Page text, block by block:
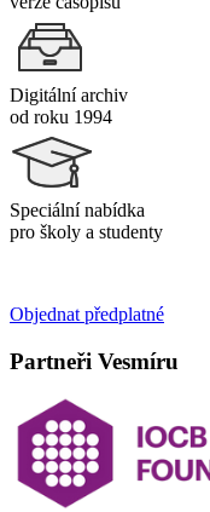
Digitální archiv
od roku 1994
Speciální nabídka
pro školy a studenty
Objednat předplatné
Partneři Vesmíru